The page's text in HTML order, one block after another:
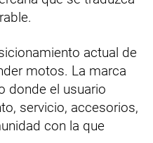
actual de
motos. La marca
donde el usuario
servicio, accesorios,
con la que